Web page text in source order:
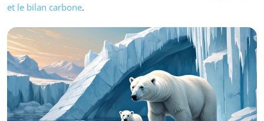
et le bilan carbone.